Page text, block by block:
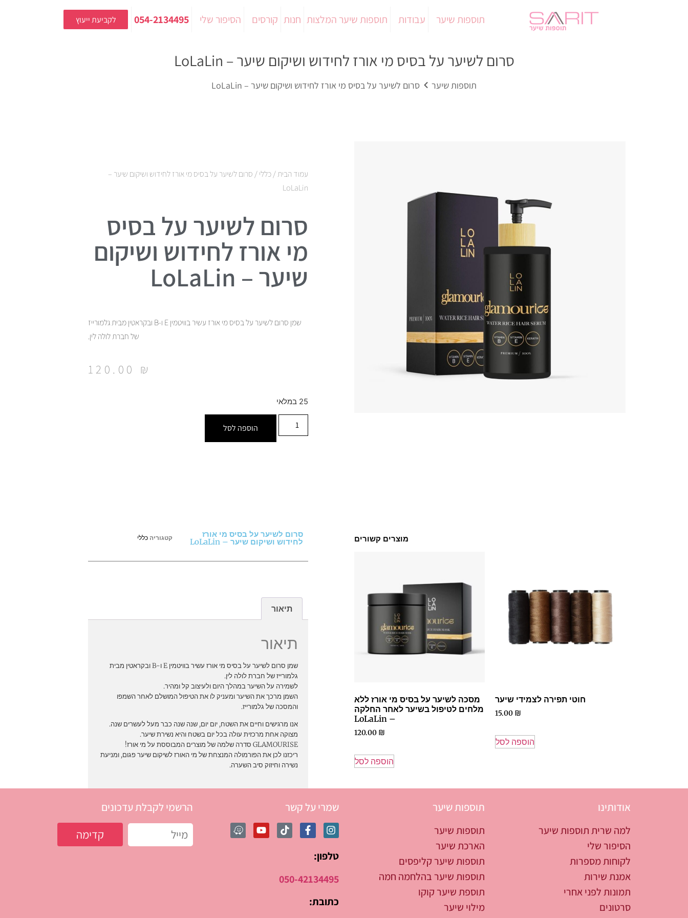
תוספות שיער עבודות תוספות שיער המלצות חנות קורסים הסיפור שלי 054-2134495 לקביעת ייעוץ
סרום לשיער על בסיס מי אורז לחידוש ושיקום שיער – LoLaLin
תוספות שיער סרום לשיער על בסיס מי אורז לחידוש ושיקום שיער – LoLaLin
עמוד הבית/כללי/ סרום לשיער על בסיס מי אורז לחידוש ושיקום שיער –
LoLaLin
סרום לשיער על בסיס
מי אורז לחידוש ושיקום
שיער – LoLaLin
שמן סרום לשיער על בסיס מי אורז עשיר בוויטמין E ו-B ובקראטין מבית גלמורייז
של חברת לולה לין.
120.00 ₪
25 במלאי
הוספה לסל
מוצרים קשורים
חוטי תפירה לצמידי שיער
15.00 ₪
הוספה לסל
מסכה לשיער על בסיס מי אורז ללא
מלחים לטיפול בשיער לאחר החלקה
– LoLaLin
120.00 ₪
הוספה לסל
סרום לשיער על בסיס מי אורז
לחידוש ושיקום שיער – LoLaLin קטגוריה כללי
תיאור
תיאור
שמן סרום לשיער על בסיס מי אורז עשיר בוויטמין E ו-B ובקראטין מבית
גלמורייז של חברת לולה לין.
לשמירה על השיער במהלך היום ולעיצוב קל ומהיר.
השמן מרכך את השיער ומעניק לו את הטיפול המושלם לאחר השמפו
והמסכה של גלמורייז.
אנו מרגישים וחיים את השטח, יום יום, שנה שנה כבר מעל לעשרים שנה.
מצוקה אחת מרכזית עולה בכל יום בשטח והיא נשירת שיער.
GLAMOURISE סדרה שלמה של מוצרים המבוססת על מי אורז!
ריכזנו לכן את הפורמולה המנצחת של מי האורז לשיקום שיער פגום, ומניעת
נשירה וחיזוק סיב השערה.
אודותינו
למה שרית תוספות שיער
הסיפור שלי
לקוחות מספרות
אמנת שירות
תמונות לפני אחרי
סרטונים
תוספות שיער
תוספות שיער
הארכת שיער
תוספות שיער קליפסים
תוספות שיער בהלחמה חמה
תוספת שיער קוקו
מילוי שיער
שמרי על קשר
טלפון:
050-42134495
כתובת:
הרשמי לקבלת עדכונים